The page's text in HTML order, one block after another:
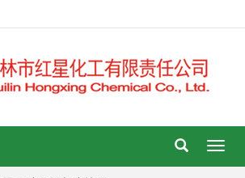
导
航